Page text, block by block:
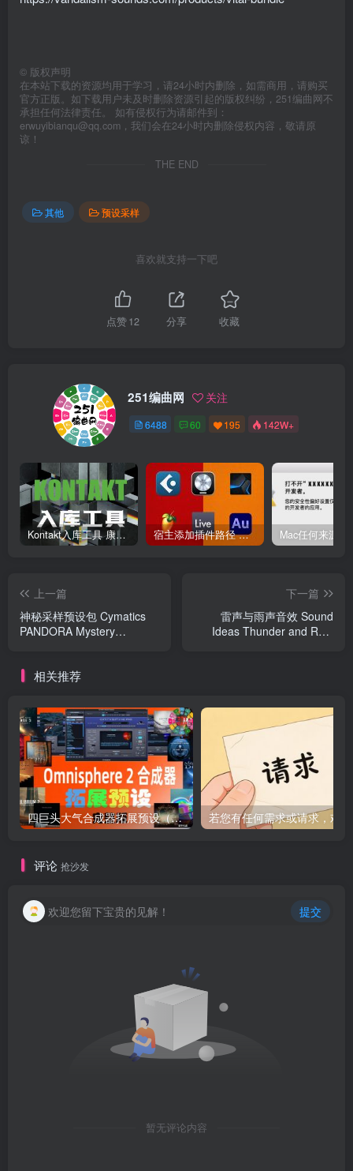
© 版权声明
在本站下载的资源均用于学习，请24小时内删除，如需商用，请购买
官方正版。如下载用户未及时删除资源引起的版权纠纷，251编曲网不
承担任何法律责任。 如有侵权行为请邮件到：
erwuyibianqu@qq.com，我们会在24小时内删除侵权内容，敬请原
谅！
THE END
其他 预设采样
喜欢就支持一下吧
点赞12 分享 收藏
251编曲网 关注
6488 60 195 142W+
Kontakt入库工具 康泰克入库教程 宿主添加插件路径 插件路径设置 VSTPlugins路径
上一篇
神秘采样预设包 Cymatics
PANDORA Mystery
下一篇
雷声与雨声音效 Sound
Ideas Thunder and Rain
相关推荐
四巨头大气合成器拓展预设（全家桶）Spectrasonics for Omnisphere 2（Synth Presets）（Omnisphere2 扩展）（包含Bob Moog Tribute Library Sonic Extensions Nylon Sky Seismic Shock Unclean Machine Undercurreent @80.ymar – Xenon Audiority Darkscapes Aberration Mach I BADLANDS Beautiful Void Audio Autumn Choirs Fragments Tapes From The Attic Time Dilation Chronicles from the Stars CineTrance_Movements Dark Energy Equilibrium 2 Essential Genesis Elements – Dystopian Rains Heartwood Soundware Hardwired Human Voices Redux Luftrum 3 2024 Ambient 3 LUFTRUM EXPANSE 3 Mistral Unizion Music_MISTRAL INTENSITY Omnisphere Psytrance Presets 2 Zenhiser Plughugger Atmospheric Guitar Plughugger Voices of Eclipse PlugInGuru Beautifully Broken PlugInGuru MegaMagic Dreams Prospective Radiant Shadows Sonic Atoms Baltic Shimmers Sonic Underworld Pandorum SPLASH Stingray Instruments Majesty SE Retropolis String Audio Darkless Infrared Lightless Unhuman StudioPlug Lucid Parasite Popstyle Power Uzi Wrld Vision (Omnisphere Bank) The Very Loud Indeed Co Omnisphere Grafos Irazu Tom Wolfe’s Atomos Lunnen Tom Wolfe s Oblivion Tom Wolfes Solus Triple Spiral Audio Evolution Extinction Extended Extinction Foundations Journeys 2 Extended Reveries Rust Extended Singularity Springendal Tonewood Extended Winter Solstice Zembla TWS – Majestica Vol 1 TWS – Vinyl TWS Polar Ice X Vangelis for Omnisphere Vicious Antelope 12 Gods Aphrodite Apollo Ares Artemis Athena Demeter Hephaestus Hera Hermes Hestia Poseidon Zeus Xcess for All Dream Keys Xcess for All Magical Garden）
评论 抢沙发
欢迎您留下宝贵的见解！ 提交
暂无评论内容